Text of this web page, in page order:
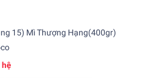
15) Mì Thượng Hạng(400gr)
hệ